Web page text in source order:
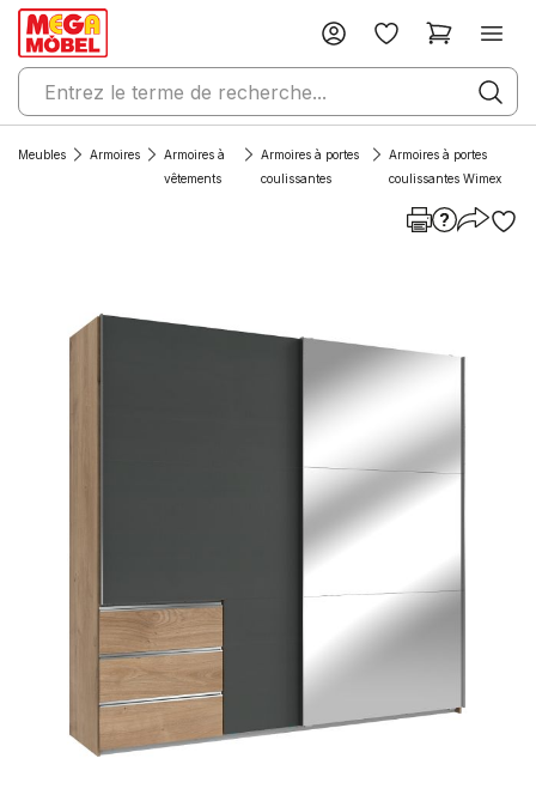
Meubles Armoires
Armoires à
vêtements
Armoires à portes
coulissantes
Armoires à portes
coulissantes Wimex